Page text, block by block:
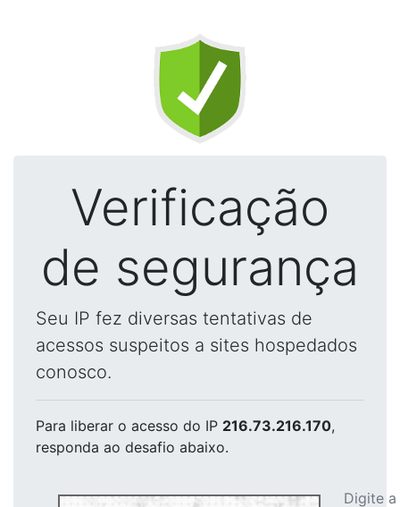
Verificação
de segurança
Seu IP fez diversas tentativas de
acessos suspeitos a sites hospedados
conosco.
Para liberar o acesso do IP 216.73.216.170,
responda ao desafio abaixo.
Digite